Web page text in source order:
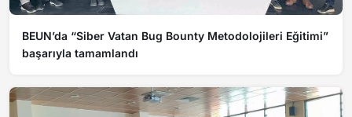
BEUN’da “Siber Vatan Bug Bounty Metodolojileri Eğitimi”
başarıyla tamamlandı